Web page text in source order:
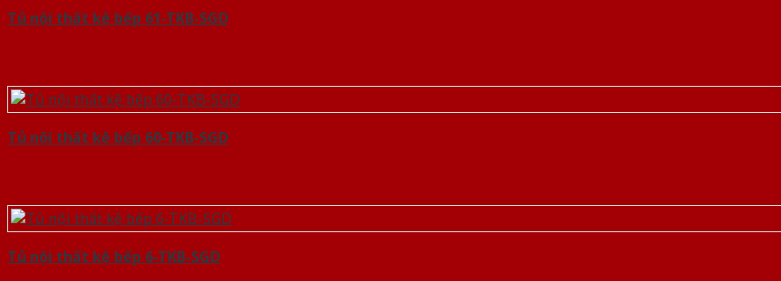
Tủ nội thất kệ bếp 61-TKB-SGD
Tủ nội thất kệ bếp 60-TKB-SGD
Tủ nội thất kệ bếp 6-TKB-SGD